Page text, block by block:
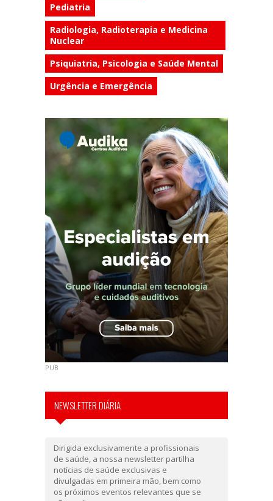
Pediatria
Radiologia, Radioterapia e Medicina
Nuclear
Psiquiatria, Psicologia e Saúde Mental
Urgência e Emergência
PUB
NEWSLETTER DIÁRIA
Dirigida exclusivamente a profissionais
de saúde, a nossa newsletter partilha
notícias de saúde exclusivas e
divulgadas em primeira mão, bem como
os próximos eventos relevantes que se